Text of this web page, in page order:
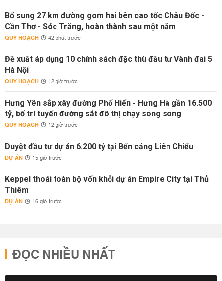
Bổ sung 27 km đường gom hai bên cao tốc Châu Đốc -
Cần Thơ - Sóc Trăng, hoàn thành sau một năm
QUY HOẠCH 42 phút trước
Đề xuất áp dụng 10 chính sách đặc thù đầu tư Vành đai 5
Hà Nội
QUY HOẠCH 12 giờ trước
Hưng Yên sắp xây đường Phố Hiến - Hưng Hà gần 16.500
tỷ, bố trí tuyến đường sắt đô thị chạy song song
QUY HOẠCH 12 giờ trước
Duyệt đầu tư dự án 6.200 tỷ tại Bến cảng Liên Chiểu
DỰ ÁN 15 giờ trước
Keppel thoái toàn bộ vốn khỏi dự án Empire City tại Thủ
Thiêm
DỰ ÁN 16 giờ trước
ĐỌC NHIỀU NHẤT